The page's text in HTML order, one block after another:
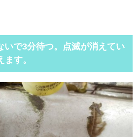
いで3分待つ。点滅が消えてい
す。